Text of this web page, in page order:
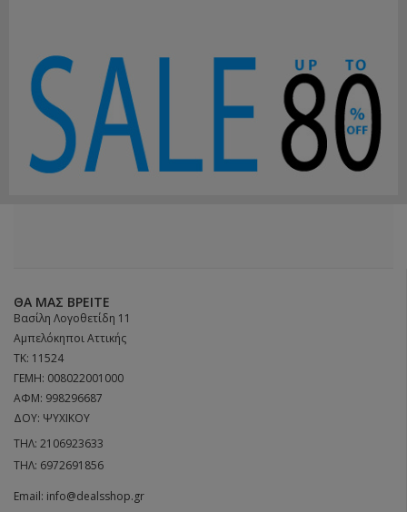
ΘΑ ΜΑΣ ΒΡΕΊΤΕ
Βασίλη Λογοθετίδη 11
Αμπελόκηποι Αττικής
ΤΚ: 11524
ΓΕΜΗ: 008022001000
ΑΦΜ: 998296687
ΔΟΥ: ΨΥΧΙΚΟΥ
ΤΗΛ: 2106923633
ΤΗΛ: 6972691856
Email: info@dealsshop.gr